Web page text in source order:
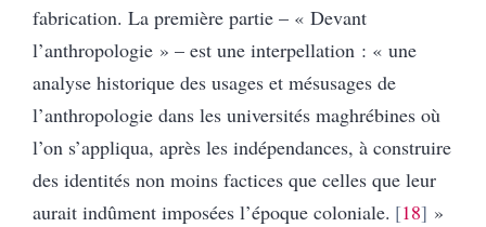
fabrication. La première partie – « Devant
l’anthropologie » – est une interpellation : « une
analyse historique des usages et mésusages de
l’anthropologie dans les universités maghrébines où
l’on s’appliqua, après les indépendances, à construire
des identités non moins factices que celles que leur
aurait indûment imposées l’époque coloniale. 18 »